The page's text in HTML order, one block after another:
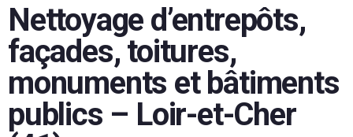
Nettoyage d’entrepôts,
façades, toitures,
monuments et bâtiments
publics – Loir-et-Cher